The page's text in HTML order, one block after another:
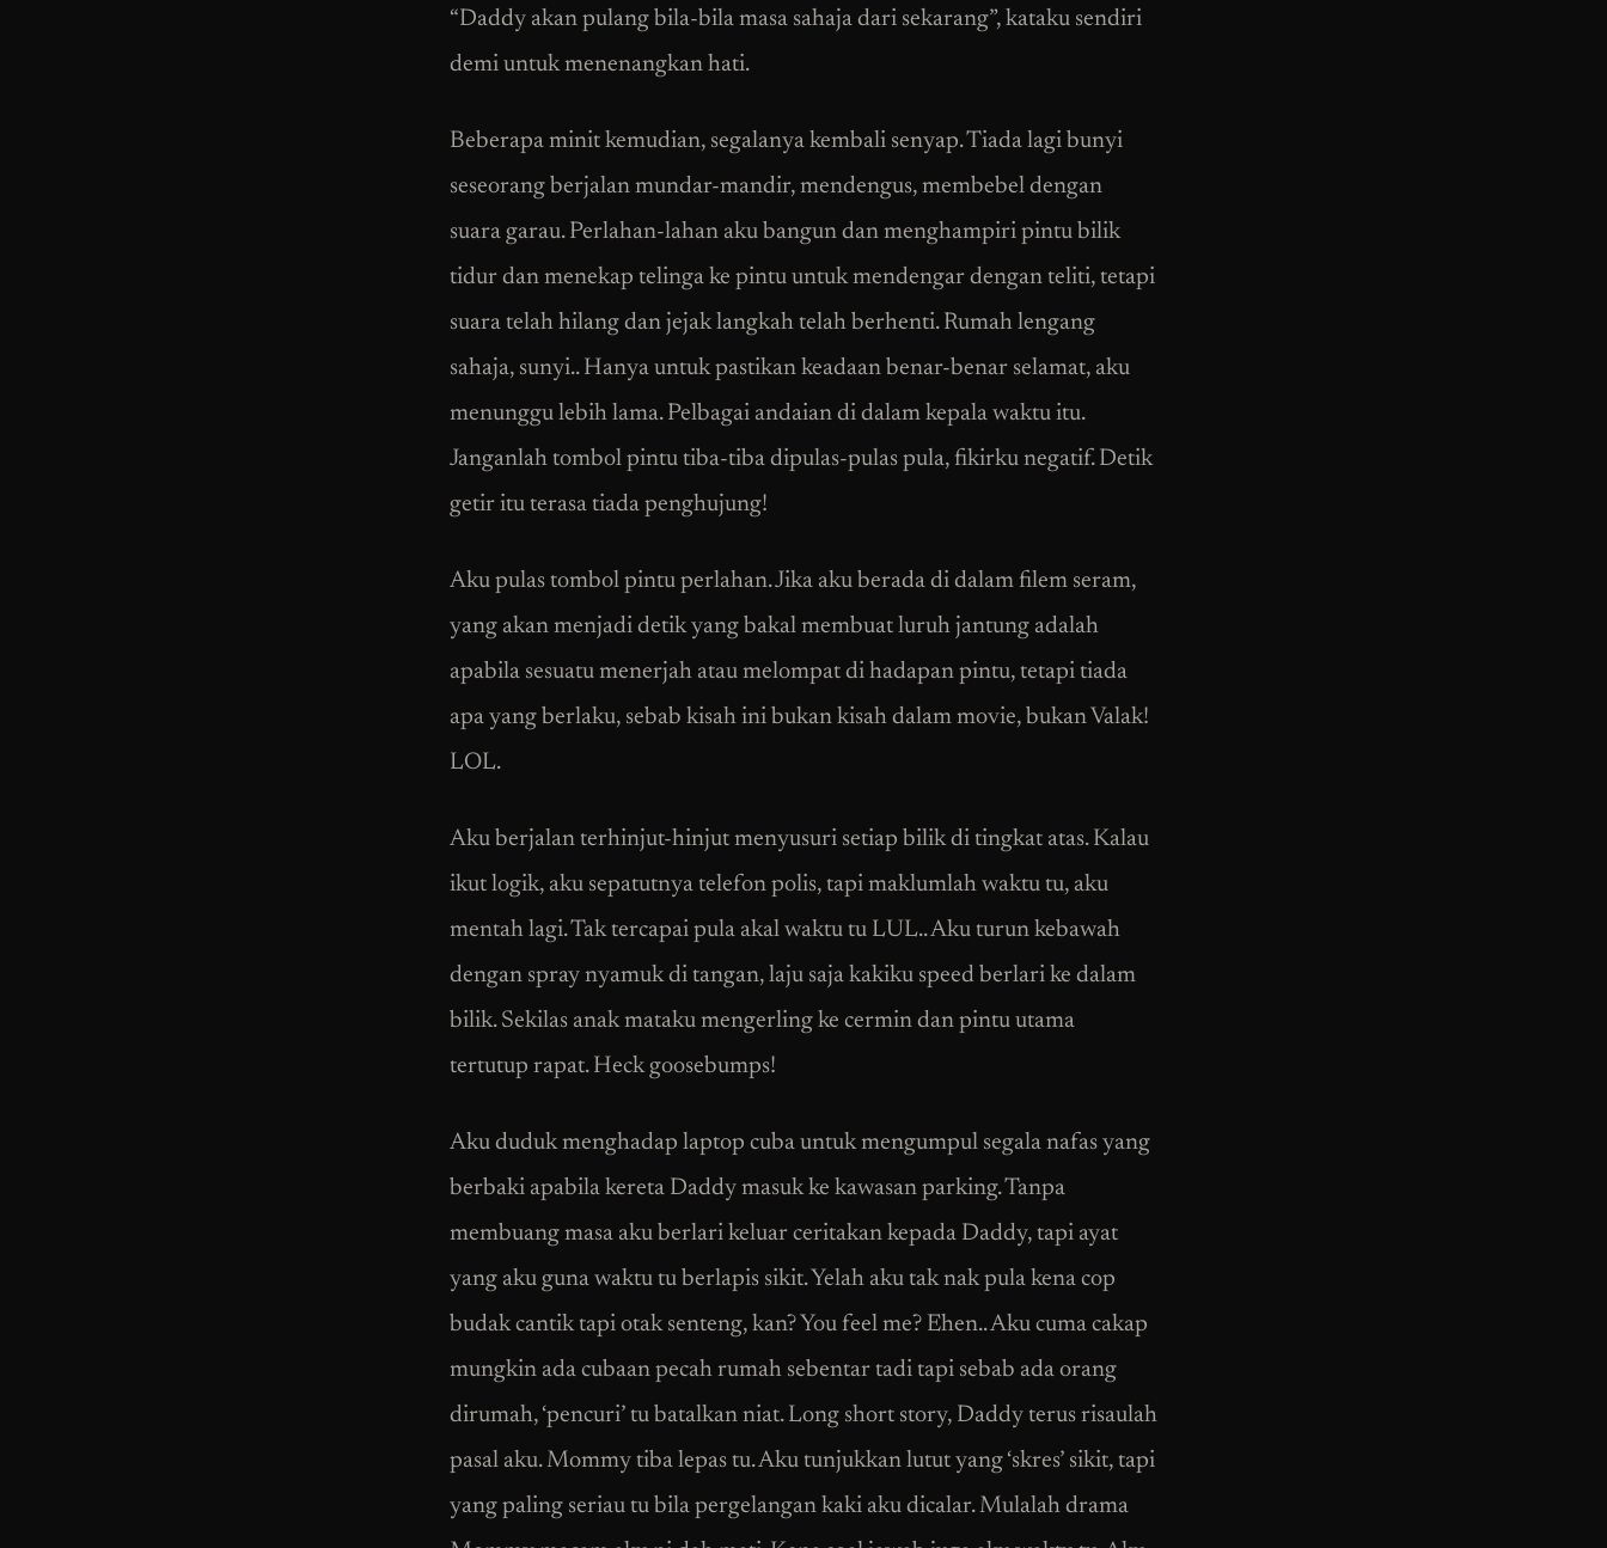
“Daddy akan pulang bila-bila masa sahaja dari sekarang”, kataku sendiri
demi untuk menenangkan hati.
Beberapa minit kemudian, segalanya kembali senyap. Tiada lagi bunyi
seseorang berjalan mundar-mandir, mendengus, membebel dengan
suara garau. Perlahan-lahan aku bangun dan menghampiri pintu bilik
tidur dan menekap telinga ke pintu untuk mendengar dengan teliti, tetapi
suara telah hilang dan jejak langkah telah berhenti. Rumah lengang
sahaja, sunyi.. Hanya untuk pastikan keadaan benar-benar selamat, aku
menunggu lebih lama. Pelbagai andaian di dalam kepala waktu itu.
Janganlah tombol pintu tiba-tiba dipulas-pulas pula, fikirku negatif. Detik
getir itu terasa tiada penghujung!
Aku pulas tombol pintu perlahan. Jika aku berada di dalam filem seram,
yang akan menjadi detik yang bakal membuat luruh jantung adalah
apabila sesuatu menerjah atau melompat di hadapan pintu, tetapi tiada
apa yang berlaku, sebab kisah ini bukan kisah dalam movie, bukan Valak!
LOL.
Aku berjalan terhinjut-hinjut menyusuri setiap bilik di tingkat atas. Kalau
ikut logik, aku sepatutnya telefon polis, tapi maklumlah waktu tu, aku
mentah lagi. Tak tercapai pula akal waktu tu LUL.. Aku turun kebawah
dengan spray nyamuk di tangan, laju saja kakiku speed berlari ke dalam
bilik. Sekilas anak mataku mengerling ke cermin dan pintu utama
tertutup rapat. Heck goosebumps!
Aku duduk menghadap laptop cuba untuk mengumpul segala nafas yang
berbaki apabila kereta Daddy masuk ke kawasan parking. Tanpa
membuang masa aku berlari keluar ceritakan kepada Daddy, tapi ayat
yang aku guna waktu tu berlapis sikit. Yelah aku tak nak pula kena cop
budak cantik tapi otak senteng, kan? You feel me? Ehen.. Aku cuma cakap
mungkin ada cubaan pecah rumah sebentar tadi tapi sebab ada orang
dirumah, ‘pencuri’ tu batalkan niat. Long short story, Daddy terus risaulah
pasal aku. Mommy tiba lepas tu. Aku tunjukkan lutut yang ‘skres’ sikit, tapi
yang paling seriau tu bila pergelangan kaki aku dicalar. Mulalah drama